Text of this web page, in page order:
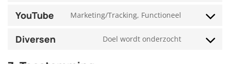
analytics
google-
fonts
google-
YouTube Marketing/Tracking, Functioneel
Consent
Diversen Doel wordt onderzocht
Consent